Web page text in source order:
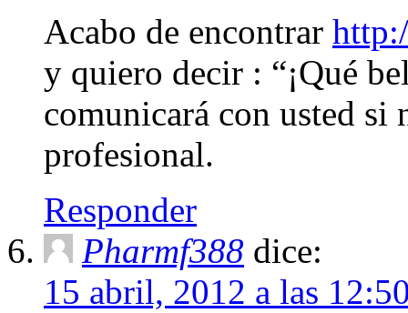
Acabo de encontrar
y quiero decir : “¡Qué
comunicará con usted si
profesional.
Responder
Pharmf388 dice:
15 abril, 2012 a las